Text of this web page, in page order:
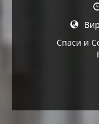
Спаси и